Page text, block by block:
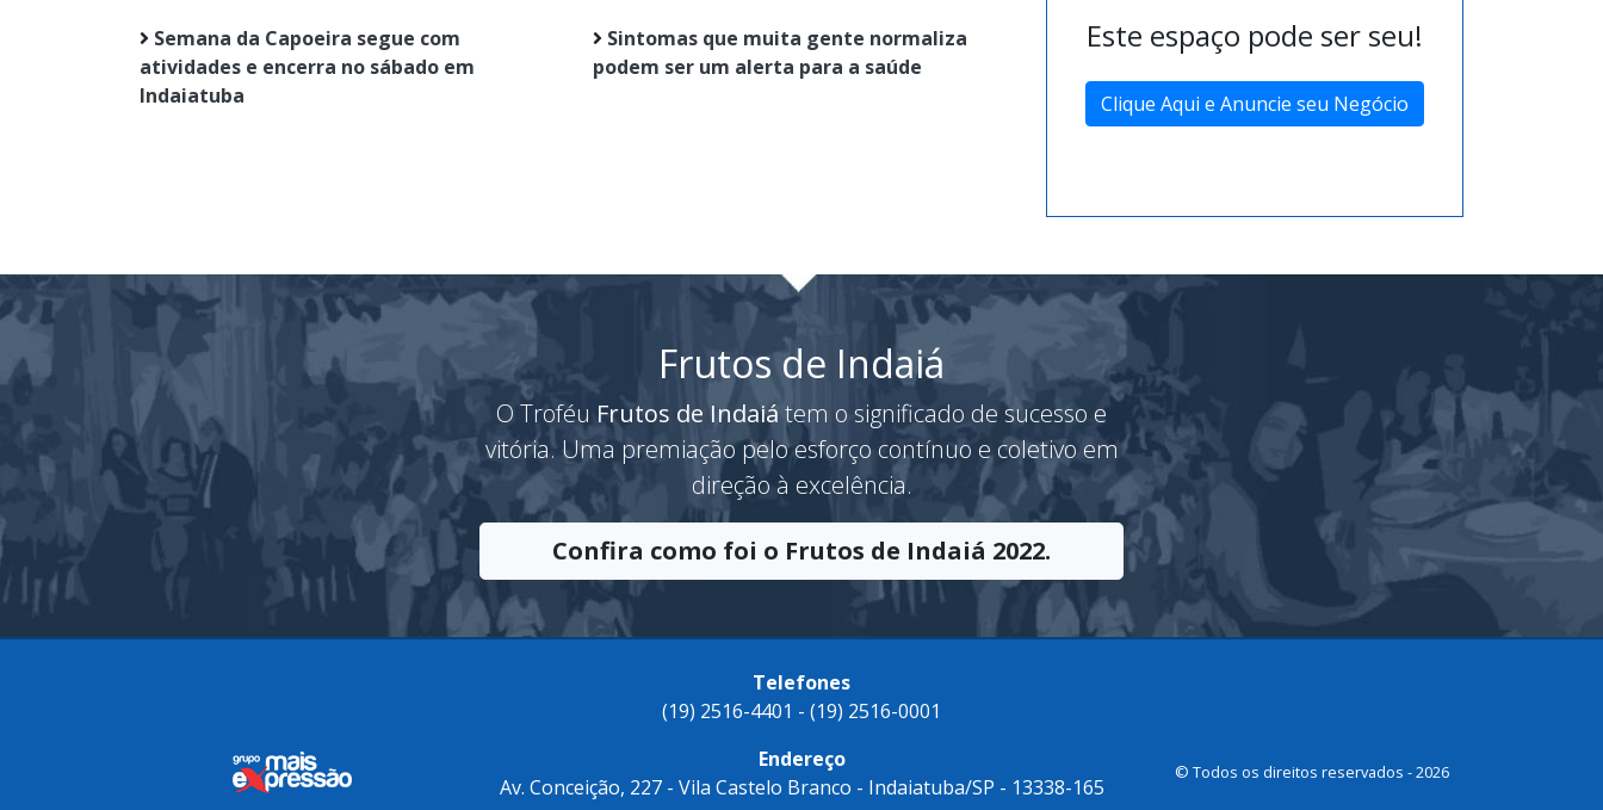
Semana da Capoeira segue com
atividades e encerra no sábado em
Indaiatuba
Sintomas que muita gente normaliza
podem ser um alerta para a saúde
Este espaço pode ser seu!
Clique Aqui e Anuncie seu Negócio
Frutos de Indaiá
O Troféu Frutos de Indaiá tem o significado de sucesso e
vitória. Uma premiação pelo esforço contínuo e coletivo em
direção à excelência.
Confira como foi o Frutos de Indaiá 2022.
Telefones
(19) 2516-4401 - (19) 2516-0001
Endereço
Av. Conceição, 227 - Vila Castelo Branco - Indaiatuba/SP - 13338-165
© Todos os direitos reservados - 2026